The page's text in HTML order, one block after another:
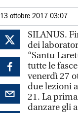
13 ottobre 2017 03:07
SILANUS.
dei
“Santu
tutte le
venerdì 27
due lezioni
21. La
danzare gli